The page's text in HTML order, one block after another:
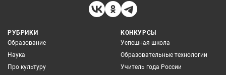
РУБРИКИ
Образование
Наука
Про культуру
КОНКУРСЫ
Успешная школа
Образовательные технологии
Учитель года России